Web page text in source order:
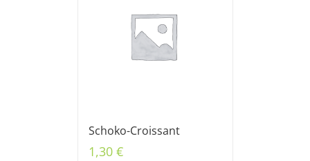
Schoko-Croissant
1,30 €